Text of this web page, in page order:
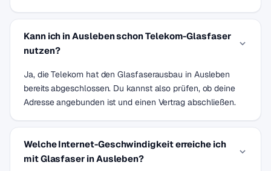
Kann ich in Ausleben schon Telekom-Glasfaser
nutzen?
Ja, die Telekom hat den Glasfaserausbau in Ausleben
bereits abgeschlossen. Du kannst also prüfen, ob deine
Adresse angebunden ist und einen Vertrag abschließen.
Welche Internet-Geschwindigkeit erreiche ich
mit Glasfaser in Ausleben?